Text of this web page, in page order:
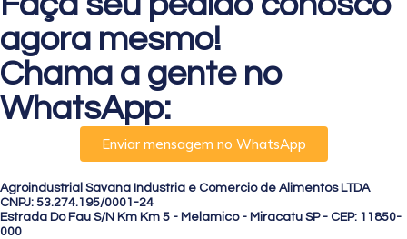
agora mesmo!
Chama a gente no
WhatsApp:
Enviar mensagem no WhatsApp
Agroindustrial Savana Industria e Comercio de Alimentos LTDA
CNPJ: 53.274.195/0001-24
Estrada Do Fau S/N Km Km 5 - Melamico - Miracatu SP - CEP: 11850-
000